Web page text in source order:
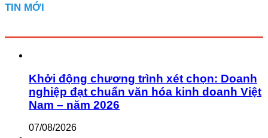
TIN MỚI
Khởi động chương trình xét chọn: Doanh
nghiệp đạt chuẩn văn hóa kinh doanh Việt
Nam – năm 2026
07/08/2026